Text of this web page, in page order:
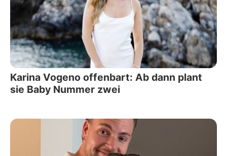
Karina Vogeno offenbart: Ab dann plant
sie Baby Nummer zwei